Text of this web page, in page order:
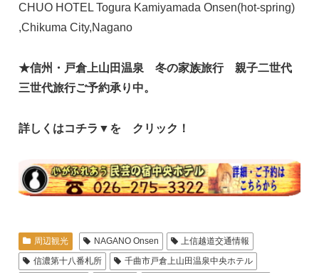
CHUO HOTEL Togura Kamiyamada Onsen(hot-spring)
,Chikuma City,Nagano
★信州・戸倉上山田温泉 冬の家族旅行 親子二世代
三世代旅行ご予約承り中。
詳しくはコチラ▼を クリック！
周辺観光 NAGANO Onsen
上信越道交通情報
信濃第十八番札所
千曲市戸倉上山田温泉中央ホテル